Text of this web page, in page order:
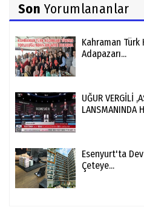
Son Yorumlananlar
Kahraman Türk
Adapazarı...
UĞUR VERGİLİ
LANSMANINDA
Esenyurt'ta
Çeteye...